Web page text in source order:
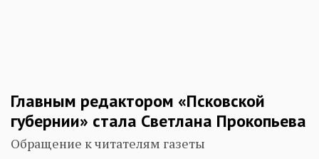
Главным редактором «Псковской
губернии» стала Светлана Прокопьева
Обращение к читателям газеты